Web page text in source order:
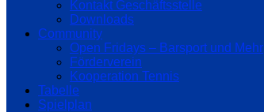
Kontakt Geschäftsstelle
Downloads
Community
Open Fridays – Barsport und Mehr
Förderverein
Kooperation Tennis
Tabelle
Spielplan